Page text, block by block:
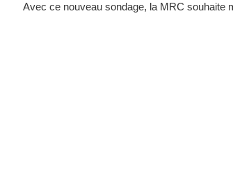
Avec ce nouveau sondage, la MRC souhaite